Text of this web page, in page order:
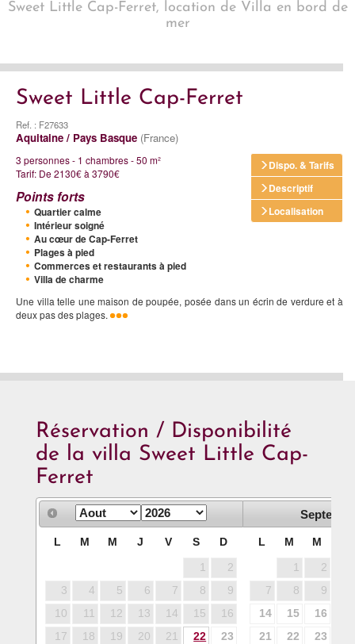
Sweet Little Cap-Ferret, location de Villa en bord de
mer
Sweet Little Cap-Ferret
Ref. : F27633
Aquitaine / Pays Basque (France)
Dispo. & Tarifs
Descriptif
Localisation
3 personnes - 1 chambres - 50 m²
Tarif: De 2130€ à 3790€
Points forts
Quartier calme
Intérieur soigné
Au cœur de Cap-Ferret
Plages à pied
Commerces et restaurants à pied
Villa de charme
Une villa telle une maison de poupée, posée dans un écrin de verdure et à
deux pas des plages.
Réservation / Disponibilité
de la villa Sweet Little Cap-
Ferret
L M M J V S D
1
2
3
4 5 6 7 8
9
10
11 12 13 14 15
16
17
18 19 20 21 22
23
L M M
1 2
7
8 9
14
15 16
21
22 23